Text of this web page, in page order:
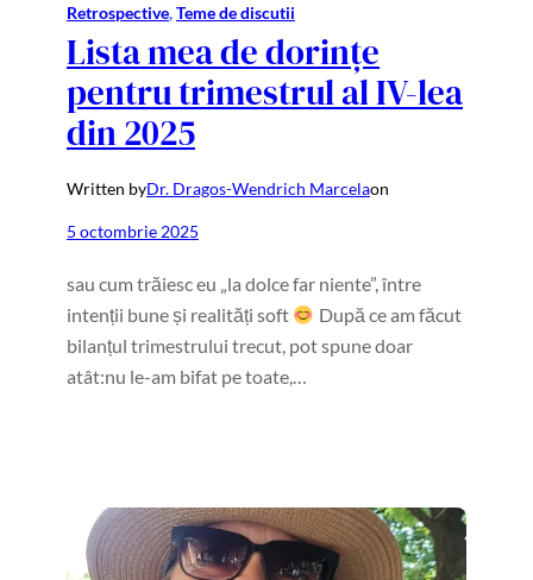
Retrospective, Teme de discutii
Lista mea de dorințe
pentru trimestrul al IV-lea
din 2025
Written byDr. Dragos-Wendrich Marcelaon
5 octombrie 2025
sau cum trăiesc eu „la dolce far niente”, între
intenții bune și realități soft
După ce am făcut
bilanțul trimestrului trecut, pot spune doar
atât:nu le-am bifat pe toate,…